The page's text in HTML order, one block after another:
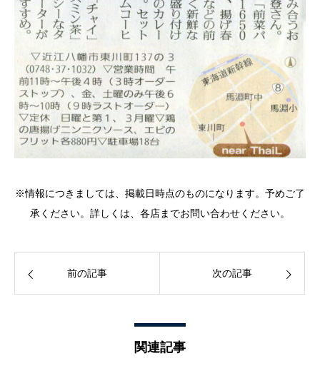
※情報につきましては、掲載日時点のものになります。予めご了
承ください。詳しくは、各店までお問い合わせください。
前の記事 次の記事
関連記事